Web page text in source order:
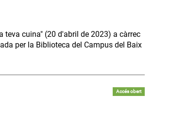
cuina" (20 d'abril de 2023) a càrrec
per la Biblioteca del Campus del Baix
Accés obert